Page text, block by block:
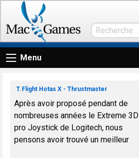
Menu
T.Flight Hotas X - Thrustmaster
Après avoir proposé pendant de
nombreuses années le Extreme 3D
pro Joystick de Logitech, nous
pensons avoir trouvé un meilleur